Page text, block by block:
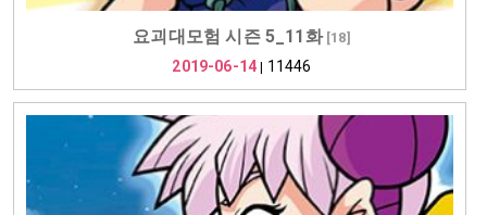
요괴대모험 시즌 5_11화[18]
2019-06-14 11446